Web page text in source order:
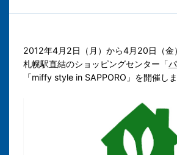
2012年4月2日（月）から4月20日（金
札幌駅直結のショッピングセンター「
「miffy style in SAPPORO」を開催しま